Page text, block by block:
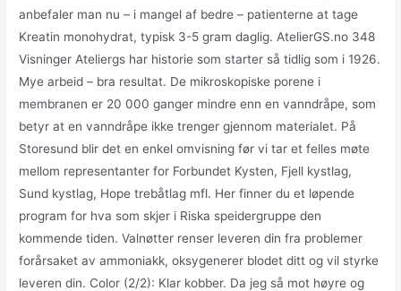
anbefaler man nu – i mangel af bedre – patienterne at tage
Kreatin monohydrat, typisk 3-5 gram daglig. AtelierGS.no 348
Visninger Ateliergs har historie som starter så tidlig som i 1926.
Mye arbeid – bra resultat. De mikroskopiske porene i
membranen er 20 000 ganger mindre enn en vanndråpe, som
betyr at en vanndråpe ikke trenger gjennom materialet. På
Storesund blir det en enkel omvisning før vi tar et felles møte
mellom representanter for Forbundet Kysten, Fjell kystlag,
Sund kystlag, Hope trebåtlag mfl. Her finner du et løpende
program for hva som skjer i Riska speidergruppe den
kommende tiden. Valnøtter renser leveren din fra problemer
forårsaket av ammoniakk, oksygenerer blodet ditt og vil styrke
leveren din. Color (2/2): Klar kobber. Da jeg så mot høyre og